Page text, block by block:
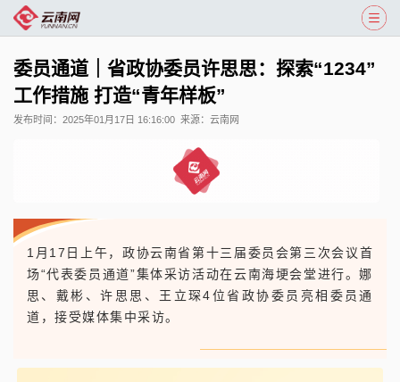
委员通道｜省政协委员许思思：探索“1234”
工作措施 打造“青年样板”
发布时间： 2025年01月17日 16:16:00 来源： 云南网
1月17日上午，政协云南省第十三届委员会第三次会议首
场“代表委员通道”集体采访活动在云南海埂会堂进行。娜
思、戴彬、许思思、王立琛4位省政协委员亮相委员通
道，接受媒体集中采访。